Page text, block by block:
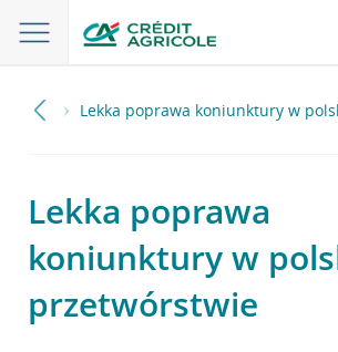
2024 Lekka poprawa koniunktury w
Lekka poprawa
koniunktury w
przetwórstwie